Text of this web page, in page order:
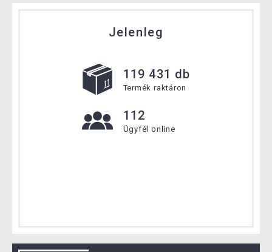
Jelenleg
119 431 db
Termék raktáron
112
Ügyfél online